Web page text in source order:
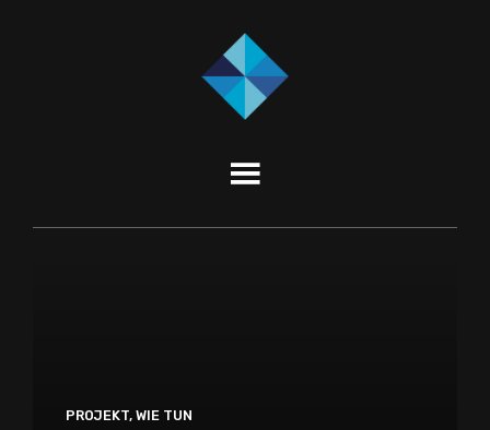
PROJEKT, WIE TUN